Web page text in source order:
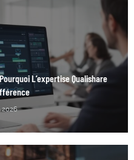
L’expertise Qualishare
2026